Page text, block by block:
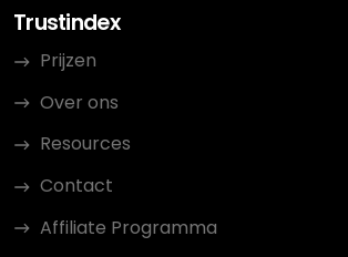
Trustindex
Prijzen
Over ons
Resources
Contact
Affiliate Programma